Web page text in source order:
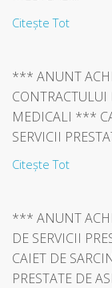
Citește Tot
*** ANUNT
CONTRACTULUI
MEDICALI ***
SERVICII
Citește Tot
*** ANUNT
DE SERVICII
CAIET DE
PRESTATE DE